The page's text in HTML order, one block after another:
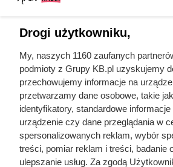
Drogi użytkowniku,
My, naszych 1160 zaufanych
podmioty z Grupy KB.pl uzyskujemy
przechowujemy informacje na
przetwarzamy dane osobowe, takie
identyfikatory, standardowe informacje
urządzenie czy dane przeglądania w
spersonalizowanych reklam, wybór
treści, pomiar reklam i treści, badanie
ulepszanie usług. Za zgodą